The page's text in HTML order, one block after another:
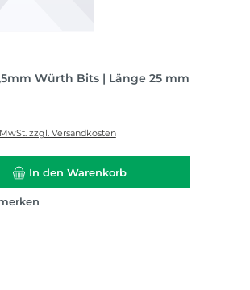
Würth Bits | Länge 25 mm
zzgl. Versandkosten
In den Warenkorb